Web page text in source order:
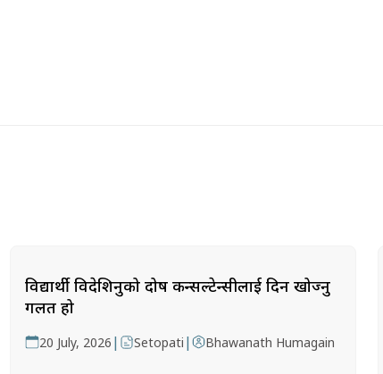
विद्यार्थी विदेशिनुको दोष कन्सल्टेन्सीलाई दिन खोज्नु
गलत हो
20 July, 2026 | Setopati | Bhawanath Humagain